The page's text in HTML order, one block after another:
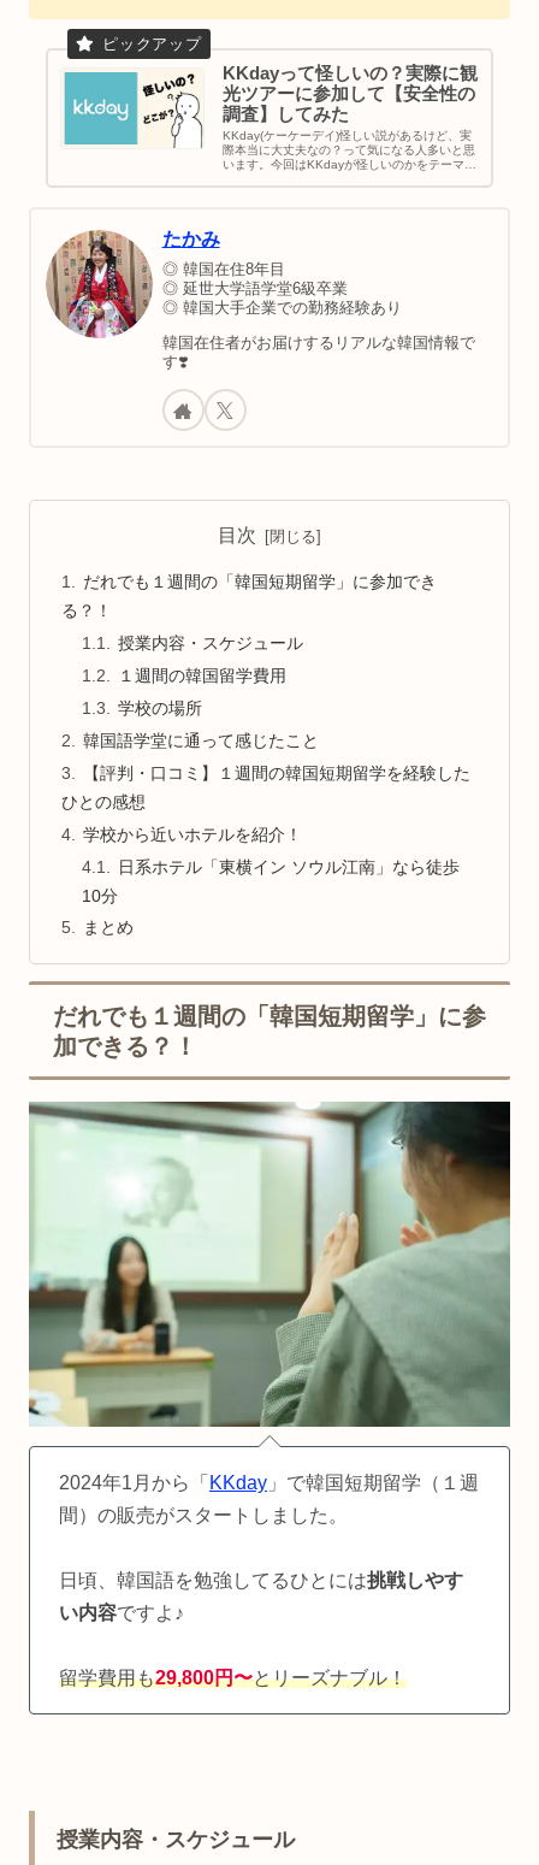
KKdayって怪しいの？実際に観
光ツアーに参加して【安全性の
調査】してみた
KKday(ケーケーデイ)怪しい説があるけど、実
際本当に大丈夫なの？って気になる人多いと思
います。今回はKKdayが怪しいのかをテーマに
たかみ
◎ 韓国在住8年目
◎ 延世大学語学堂6級卒業
◎ 韓国大手企業での勤務経験あり
韓国在住者がお届けするリアルな韓国情報で
す❣️
目次
だれでも１週間の「韓国短期留学」に参加でき
る？！
授業内容・スケジュール
１週間の韓国留学費用
学校の場所
韓国語学堂に通って感じたこと
【評判・口コミ】１週間の韓国短期留学を経験した
ひとの感想
学校から近いホテルを紹介！
日系ホテル「東横イン ソウル江南」なら徒歩
10分
まとめ
だれでも１週間の「韓国短期留学」に参
加できる？！
2024年1月から「 KKday 」で韓国短期留学（１週
間）の販売がスタートしました。
日頃、韓国語を勉強してるひとには挑戦しやす
い内容ですよ♪
留学費用も29,800円〜とリーズナブル！
授業内容・スケジュール